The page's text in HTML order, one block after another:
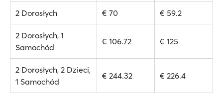
2 Dorosłych € 70 € 59.2
2 Dorosłych, 1
Samochód
€ 106.72 € 125
2 Dorosłych, 2 Dzieci,
1 Samochód
€ 244.32 € 226.4